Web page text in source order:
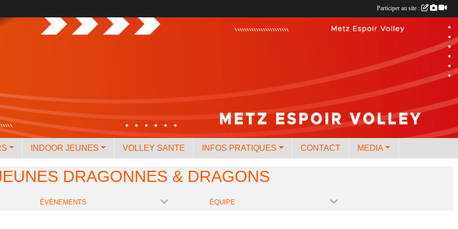
INDOOR JEUNES VOLLEY SANTE INFOS PRATIQUES CONTACT MEDIA
DRAGONNES & DRAGONS
ÉVÈNEMENTS ÉQUIPE
Participer au site :